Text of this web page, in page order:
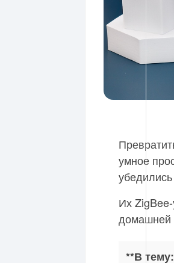
умное
Их
домашней
**В